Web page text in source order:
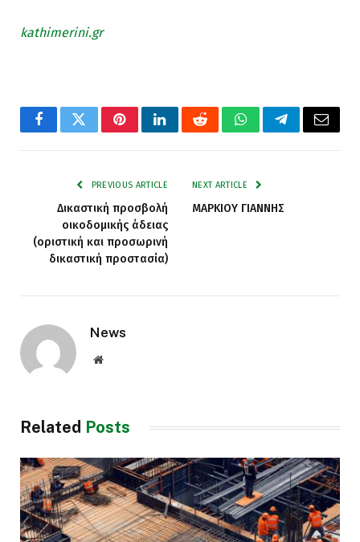
kathimerini.gr
FacebookTwitterPinterestLinkedInRedditWhatsAppTelegramEmail
PREVIOUS ARTICLE
Δικαστική προσβολή
οικοδομικής άδειας
(οριστική και προσωρινή
δικαστική προστασία)
NEXT ARTICLE
ΜΑΡΚΙΟΥ ΓΙΑΝΝΗΣ
News
Website
Related Posts